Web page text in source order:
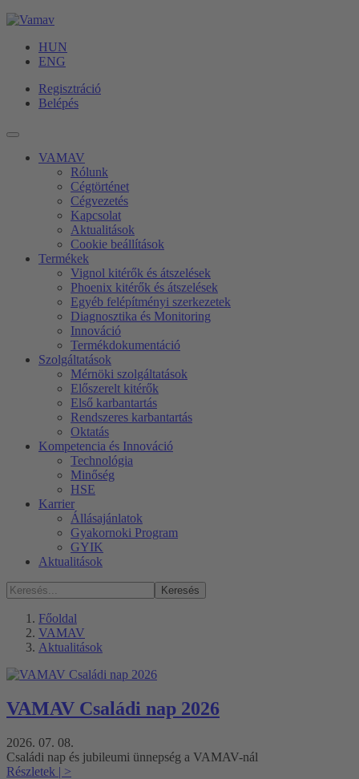
HUN
ENG
Regisztráció
Belépés
VAMAV
Rólunk
Cégtörténet
Cégvezetés
Kapcsolat
Aktualitások
Cookie beállítások
Termékek
Vignol kitérők és átszelések
Phoenix kitérők és átszelések
Egyéb felépítményi szerkezetek
Diagnosztika és Monitoring
Innováció
Termékdokumentáció
Szolgáltatások
Mérnöki szolgáltatások
Előszerelt kitérők
Első karbantartás
Rendszeres karbantartás
Oktatás
Kompetencia és Innováció
Technológia
Minőség
HSE
Karrier
Állásajánlatok
Gyakornoki Program
GYIK
Aktualitások
Keresés
Főoldal
VAMAV
Aktualitások
VAMAV Családi nap 2026
2026. 07. 08.
Családi nap és jubileumi ünnepség a VAMAV-nál
Részletek | >